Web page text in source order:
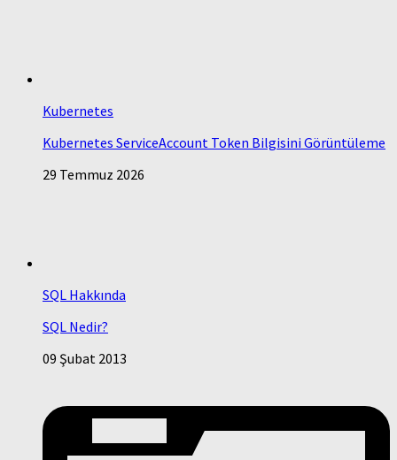
Kubernetes
Kubernetes ServiceAccount Token Bilgisini Görüntüleme
29 Temmuz 2026
SQL Hakkında
SQL Nedir?
09 Şubat 2013